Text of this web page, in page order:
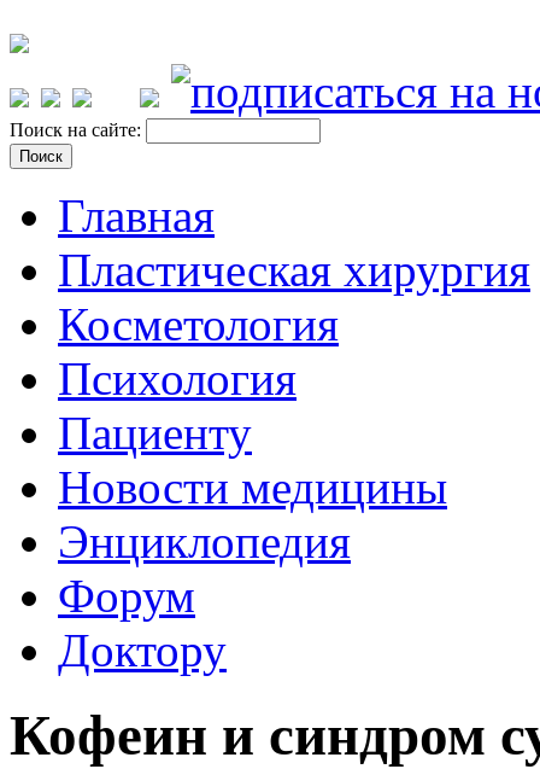
Поиск на сайте:
Главная
Пластическая хирургия
Косметология
Психология
Пациенту
Новости медицины
Энциклопедия
Форум
Доктору
Кофеин и синдром